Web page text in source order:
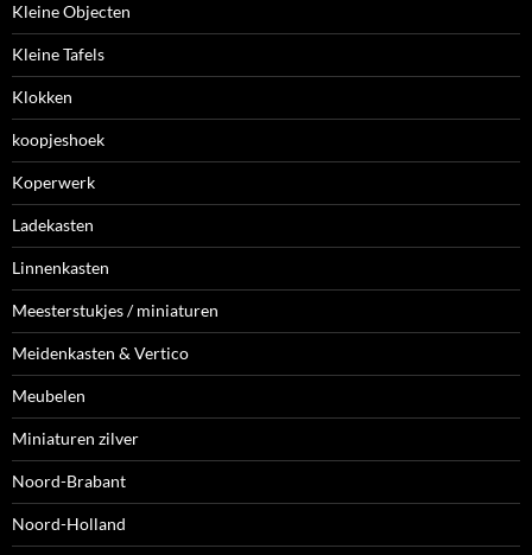
Kleine Objecten
Kleine Tafels
Klokken
koopjeshoek
Koperwerk
Ladekasten
Linnenkasten
Meesterstukjes / miniaturen
Meidenkasten & Vertico
Meubelen
Miniaturen zilver
Noord-Brabant
Noord-Holland